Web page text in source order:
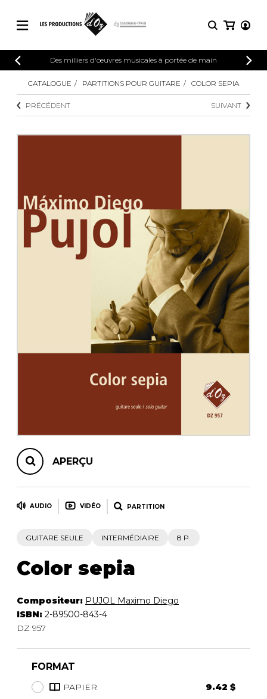
CATALOGUE
Explorez notre catalogue de partitions
riche en œuvres originales et en
arrangements de qualité.
PARTITIONS POUR AUTRES
INSTRUMENTS
PARTITIONS POUR ENSEMBLES
CONNEXION
INSCRIPTION
Des milliers d'œuvres musicales à portée de main
PARTITIONS
Méthodes
Orchestre de guitares
Concerto pour
Guitare et un autre
Musique de
CATALOGUE PARTITIONS POUR GUITARE COLOR SEPIA
PRÉCÉDENT SUIVANT
APERÇU
AUDIO VIDÉO PARTITION
GUITARE SEULE INTERMÉDIAIRE 8 P.
Color sepia
Compositeur: PUJOL Maximo Diego
ISBN: 2-89500-843-4
DZ 957
FORMAT
PAPIER
9.42 $